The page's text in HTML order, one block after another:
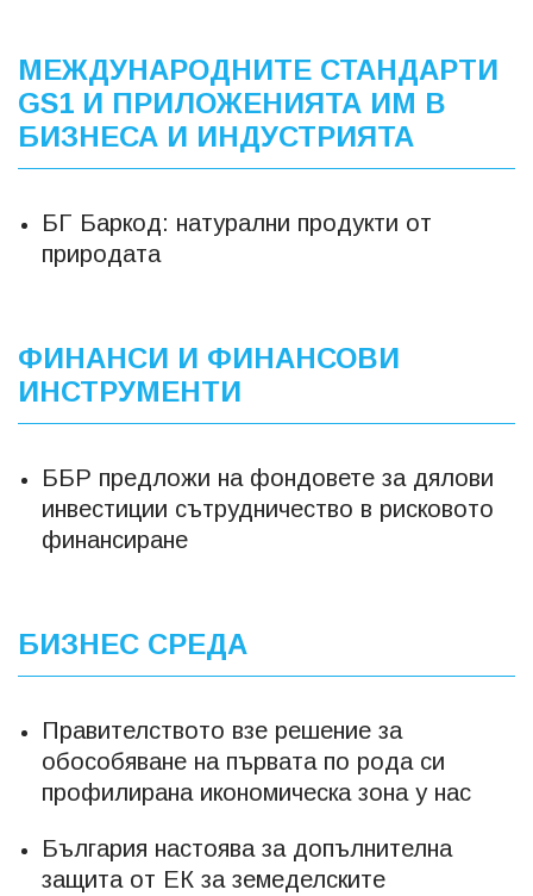
МЕЖДУНАРОДНИТЕ СТАНДАРТИ
GS1 И ПРИЛОЖЕНИЯТА ИМ В
БИЗНЕСА И ИНДУСТРИЯТА
БГ Баркод: натурални продукти от
природата
ФИНАНСИ И ФИНАНСОВИ
ИНСТРУМЕНТИ
ББР предложи на фондовете за дялови
инвестиции сътрудничество в рисковото
финансиране
БИЗНЕС СРЕДА
Правителството взе решение за
обособяване на първата по рода си
профилирана икономическа зона у нас
България настоява за допълнителна
защита от ЕК за земеделските